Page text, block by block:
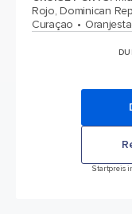
Rojo, Dominican
Curaçao
Startpreis